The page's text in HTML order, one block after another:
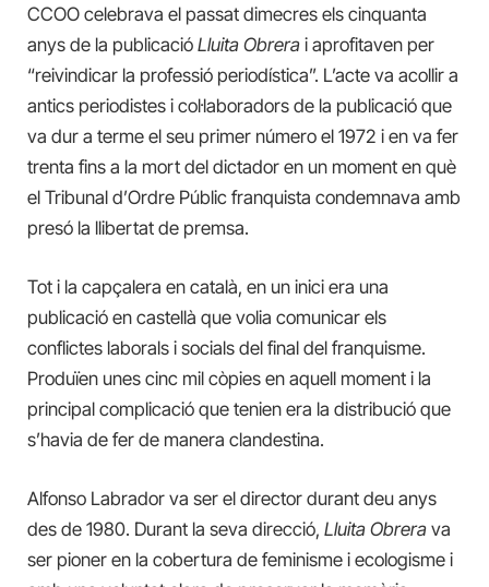
CCOO celebrava el passat dimecres els cinquanta
anys de la publicació Lluita Obrera i aprofitaven per
“reivindicar la professió periodística”. L’acte va acollir a
antics periodistes i col·laboradors de la publicació que
va dur a terme el seu primer número el 1972 i en va fer
trenta fins a la mort del dictador en un moment en què
el Tribunal d’Ordre Públic franquista condemnava amb
presó la llibertat de premsa.
Tot i la capçalera en català, en un inici era una
publicació en castellà que volia comunicar els
conflictes laborals i socials del final del franquisme.
Produïen unes cinc mil còpies en aquell moment i la
principal complicació que tenien era la distribució que
s’havia de fer de manera clandestina.
Alfonso Labrador va ser el director durant deu anys
des de 1980. Durant la seva direcció, Lluita Obrera va
ser pioner en la cobertura de feminisme i ecologisme i